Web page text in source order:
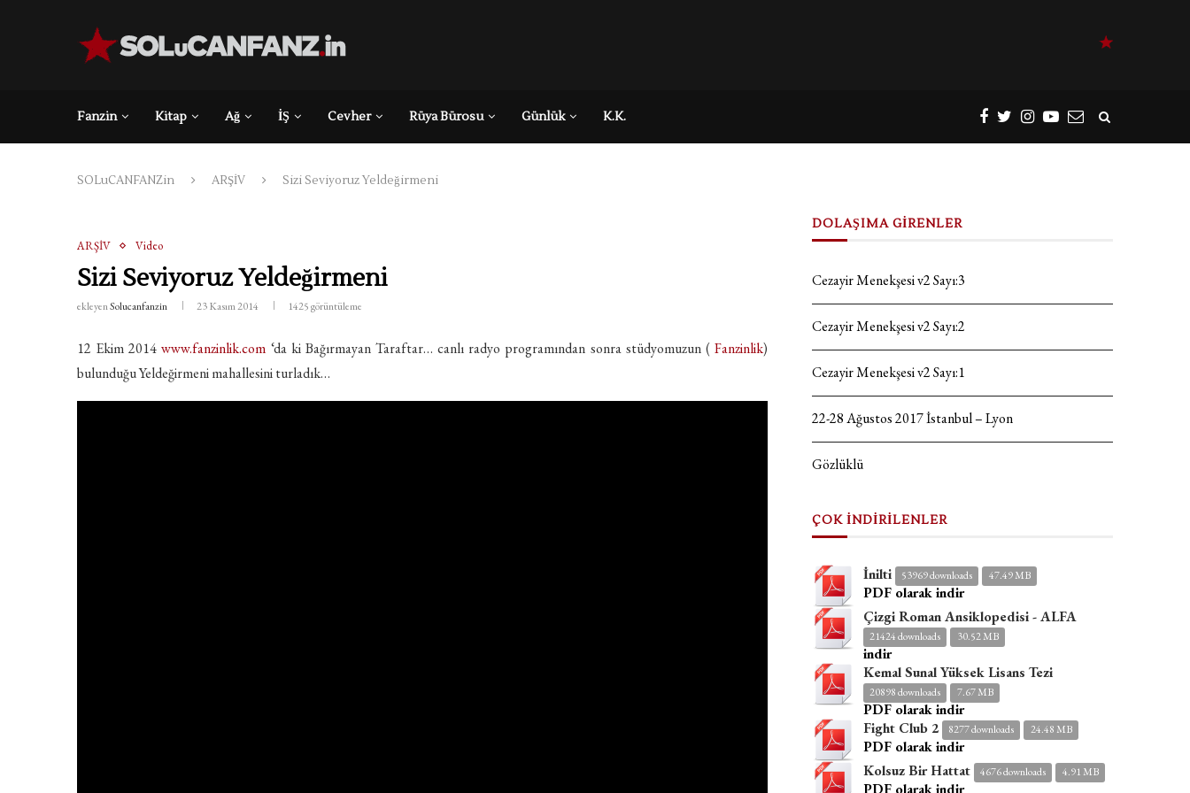
Fanzin Kitap Ağ İŞ Cevher Rüya Bürosu Günlük K.K.
SOLuCANFANZin ARŞİV Sizi Seviyoruz Yeldeğirmeni
ARŞİV Video
Sizi Seviyoruz Yeldeğirmeni
ekleyenSolucanfanzin 23 Kasım 2014 1425görüntüleme
12 Ekim 2014www.fanzinlik.com ‘da ki Bağırmayan Taraftar… canlı radyo programından sonra stüdyomuzun ( Fanzinlik)
bulunduğu Yeldeğirmeni mahallesini turladık…
DOLAŞIMA GİRENLER
Cezayir Menekşesi v2 Sayı:3
Cezayir Menekşesi v2 Sayı:2
Cezayir Menekşesi v2 Sayı:1
22-28 Ağustos 2017 İstanbul – Lyon
Gözlüklü
ÇOK İNDİRİLENLER
İnilti 53969 downloads 47.49 MB
PDF olarak indir
Çizgi Roman Ansiklopedisi - ALFA
21424 downloads 30.52 MB
indir
Kemal Sunal Yüksek Lisans Tezi
20898 downloads 7.67 MB
PDF olarak indir
Fight Club 2
8277 downloads 24.48 MB
PDF olarak indir
Kolsuz Bir Hattat
4676 downloads 4.91 MB
PDF olarak indir